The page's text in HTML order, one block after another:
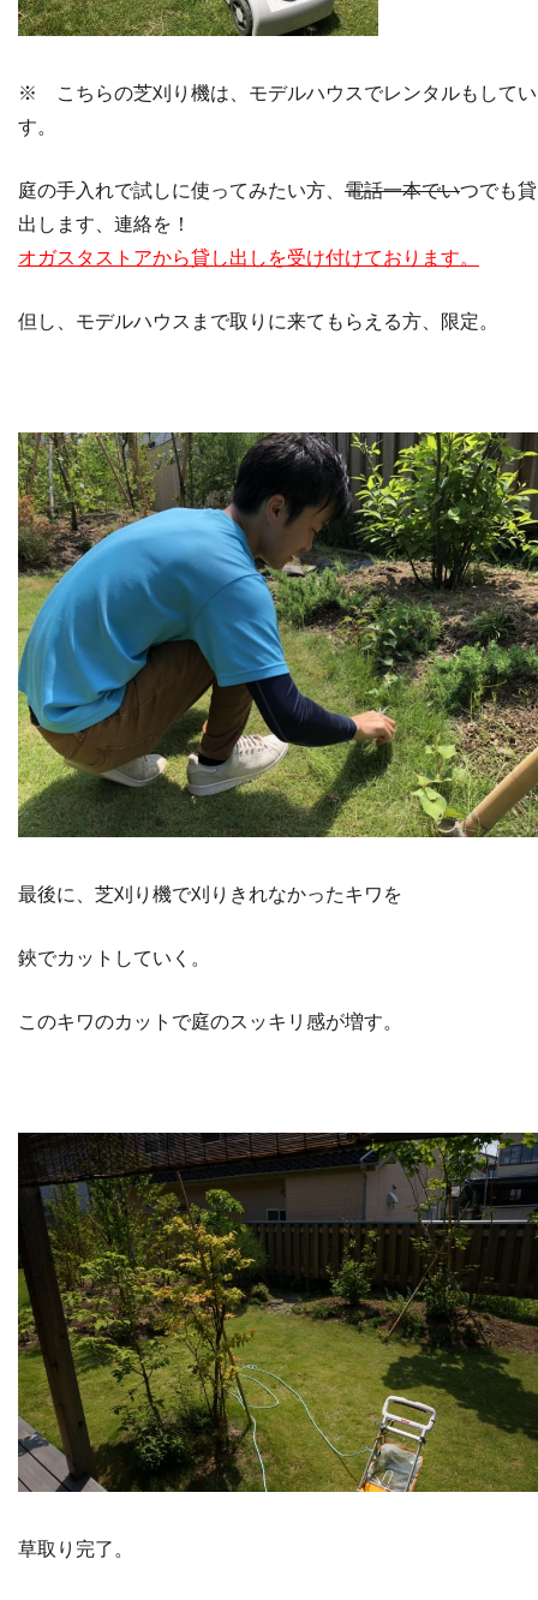
※ こちらの芝刈り機は、モデルハウスでレンタルもして
す。
庭の手入れで試しに使ってみたい方、 電話一本でいつでも
出します、連絡を！
オガスタストアから貸し出しを受け付けております。
但し、モデルハウスまで取りに来てもらえる方、限定。
最後に、芝刈り機で刈りきれなかったキワを
鋏でカットしていく。
このキワのカットで庭のスッキリ感が増す。
草取り完了。